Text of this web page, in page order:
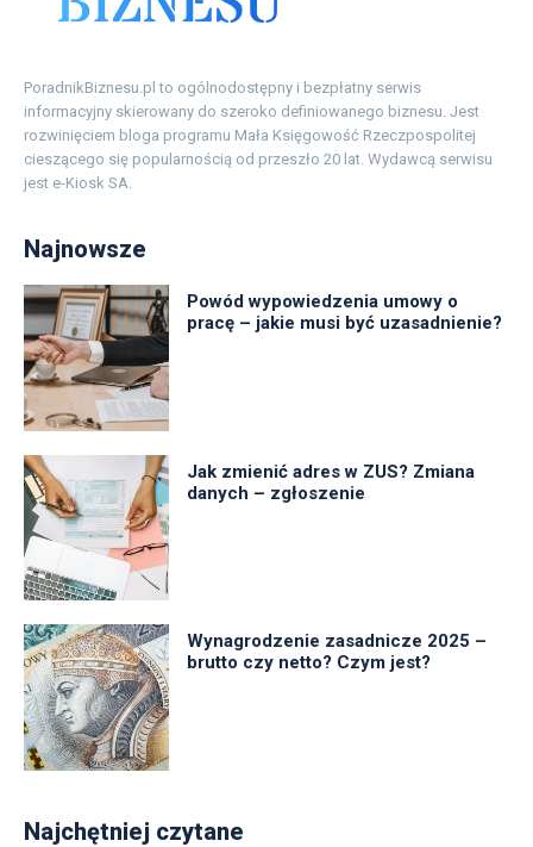
PoradnikBiznesu.pl to ogólnodostępny i bezpłatny serwis
informacyjny skierowany do szeroko definiowanego biznesu. Jest
rozwinięciem bloga programu Mała Księgowość Rzeczpospolitej
cieszącego się popularnością od przeszło 20 lat. Wydawcą serwisu
jest e-Kiosk SA.
Najnowsze
Powód wypowiedzenia umowy o
pracę – jakie musi być uzasadnienie?
Jak zmienić adres w ZUS? Zmiana
danych – zgłoszenie
Wynagrodzenie zasadnicze 2025 –
brutto czy netto? Czym jest?
Najchętniej czytane